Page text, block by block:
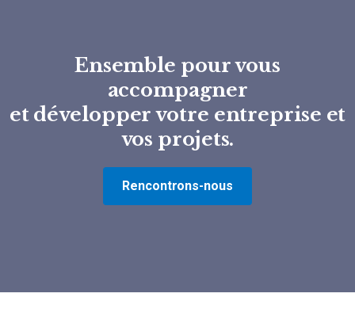
Ensemble pour vous
accompagner
et développer votre entreprise et
vos projets.
Rencontrons-nous